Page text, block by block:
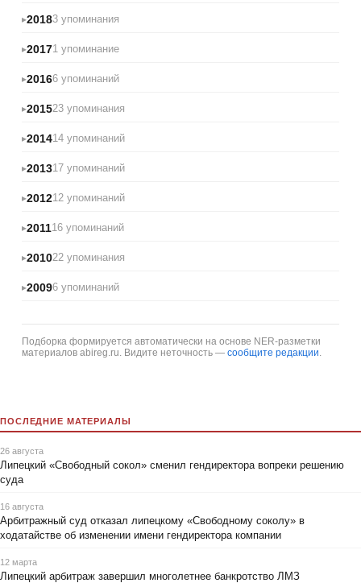
20183 упоминания
20171 упоминание
20166 упоминаний
201523 упоминания
201414 упоминаний
201317 упоминаний
201212 упоминаний
201116 упоминаний
201022 упоминания
20096 упоминаний
Подборка формируется автоматически на основе NER-разметки
материалов abireg.ru. Видите неточность — сообщите редакции
ПОСЛЕДНИЕ МАТЕРИАЛЫ
26 августа
Липецкий «Свободный сокол» сменил гендиректора вопреки решению
суда
16 августа
Арбитражный суд отказал липецкому «Свободному соколу» в
ходатайстве об изменении имени гендиректора компании
12 марта
Липецкий арбитраж завершил многолетнее банкротство ЛМЗ